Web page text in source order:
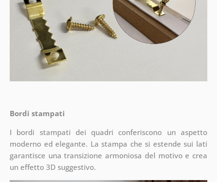
Bordi stampati
I bordi stampati dei quadri conferiscono un aspetto
moderno ed elegante. La stampa che si estende sui lati
garantisce una transizione armoniosa del motivo e crea
un effetto 3D suggestivo.